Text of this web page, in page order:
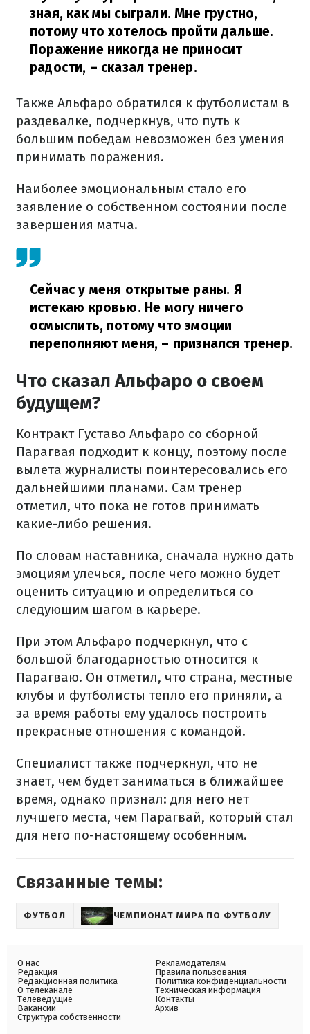
зная, как мы сыграли. Мне грустно,
потому что хотелось пройти дальше.
Поражение никогда не приносит
радости, – сказал тренер.
Также Альфаро обратился к футболистам в
раздевалке, подчеркнув, что путь к
большим победам невозможен без умения
принимать поражения.
Наиболее эмоциональным стало его
заявление о собственном состоянии после
завершения матча.
Сейчас у меня открытые раны. Я
истекаю кровью. Не могу ничего
осмыслить, потому что эмоции
переполняют меня, – признался тренер.
Что сказал Альфаро о своем
будущем?
Контракт Густаво Альфаро со сборной
Парагвая подходит к концу, поэтому после
вылета журналисты поинтересовались его
дальнейшими планами. Сам тренер
отметил, что пока не готов принимать
какие-либо решения.
По словам наставника, сначала нужно дать
эмоциям улечься, после чего можно будет
оценить ситуацию и определиться со
следующим шагом в карьере.
При этом Альфаро подчеркнул, что с
большой благодарностью относится к
Парагваю. Он отметил, что страна, местные
клубы и футболисты тепло его приняли, а
за время работы ему удалось построить
прекрасные отношения с командой.
Специалист также подчеркнул, что не
знает, чем будет заниматься в ближайшее
время, однако признал: для него нет
лучшего места, чем Парагвай, который стал
для него по-настоящему особенным.
Связанные темы:
ФУТБОЛ ЧЕМПИОНАТ МИРА ПО ФУТБОЛУ
О нас
Редакция
Редакционная политика
О телеканале
Телеведущие
Вакансии
Структура собственности
Рекламодателям
Правила пользования
Политика конфиденциальности
Техническая информация
Контакты
Архив